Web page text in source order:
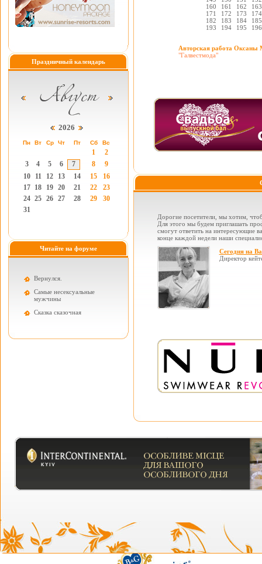
Праздничный календарь
2026
Пн Вт Ср Чт Пт Сб Вс
1
2
3
4 5 6 7 8
9
10
11 12 13 14 15
16
17
18 19 20 21 22
23
24 25 26 27 28 29
30
31
Читайте на форуме
Вернулся.
Самые несексуальные
мужчины
Cказка сказочная
160
161 162
163
171
172 173
174
182
183 184
185
193
194 195 196
Авторская работа Оксаны
"Галвестмода"
Дорогие посетители, мы хотим,
Для этого мы будем приглашать
смогут ответить на интересующие
конце каждой недели наши
Сегодня на
Директор